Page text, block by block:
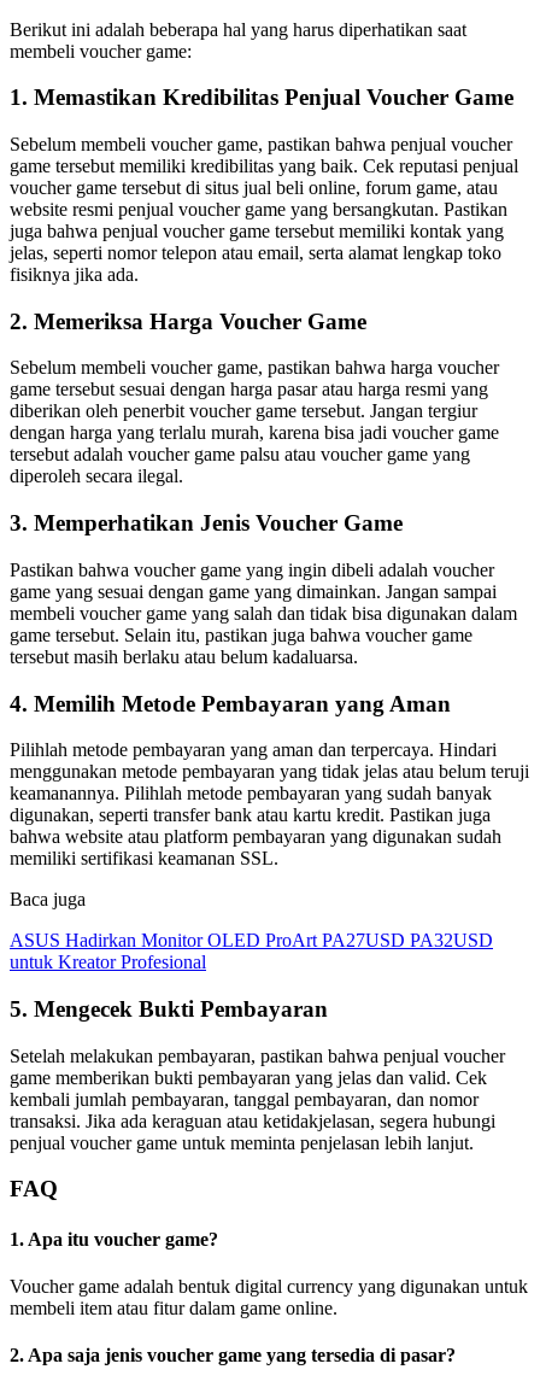
Berikut ini adalah beberapa hal yang harus diperhatikan saat
membeli voucher game:
1. Memastikan Kredibilitas Penjual Voucher Game
Sebelum membeli voucher game, pastikan bahwa penjual voucher
game tersebut memiliki kredibilitas yang baik. Cek reputasi penjual
voucher game tersebut di situs jual beli online, forum game, atau
website resmi penjual voucher game yang bersangkutan. Pastikan
juga bahwa penjual voucher game tersebut memiliki kontak yang
jelas, seperti nomor telepon atau email, serta alamat lengkap toko
fisiknya jika ada.
2. Memeriksa Harga Voucher Game
Sebelum membeli voucher game, pastikan bahwa harga voucher
game tersebut sesuai dengan harga pasar atau harga resmi yang
diberikan oleh penerbit voucher game tersebut. Jangan tergiur
dengan harga yang terlalu murah, karena bisa jadi voucher game
tersebut adalah voucher game palsu atau voucher game yang
diperoleh secara ilegal.
3. Memperhatikan Jenis Voucher Game
Pastikan bahwa voucher game yang ingin dibeli adalah voucher
game yang sesuai dengan game yang dimainkan. Jangan sampai
membeli voucher game yang salah dan tidak bisa digunakan dalam
game tersebut. Selain itu, pastikan juga bahwa voucher game
tersebut masih berlaku atau belum kadaluarsa.
4. Memilih Metode Pembayaran yang Aman
Pilihlah metode pembayaran yang aman dan terpercaya. Hindari
menggunakan metode pembayaran yang tidak jelas atau belum teruji
keamanannya. Pilihlah metode pembayaran yang sudah banyak
digunakan, seperti transfer bank atau kartu kredit. Pastikan juga
bahwa website atau platform pembayaran yang digunakan sudah
memiliki sertifikasi keamanan SSL.
Baca juga
ASUS Hadirkan Monitor OLED ProArt PA27USD PA32USD
untuk Kreator Profesional
5. Mengecek Bukti Pembayaran
Setelah melakukan pembayaran, pastikan bahwa penjual voucher
game memberikan bukti pembayaran yang jelas dan valid. Cek
kembali jumlah pembayaran, tanggal pembayaran, dan nomor
transaksi. Jika ada keraguan atau ketidakjelasan, segera hubungi
penjual voucher game untuk meminta penjelasan lebih lanjut.
FAQ
1. Apa itu voucher game?
Voucher game adalah bentuk digital currency yang digunakan untuk
membeli item atau fitur dalam game online.
2. Apa saja jenis voucher game yang tersedia di pasar?